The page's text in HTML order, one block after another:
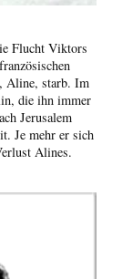
Flucht Viktors
Aline, starb. Im
die ihn immer
Jerusalem
Je mehr er sich
Alines.